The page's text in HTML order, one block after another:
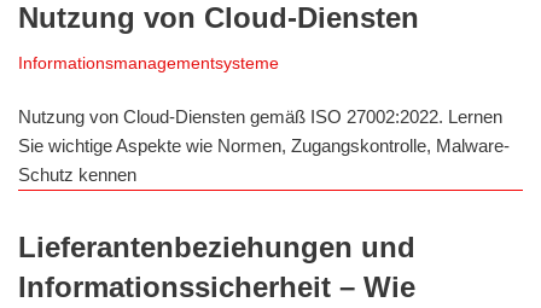
Nutzung von Cloud-Diensten
Informationsmanagementsysteme
Nutzung von Cloud-Diensten gemäß ISO 27002:2022. Lernen
Sie wichtige Aspekte wie Normen, Zugangskontrolle, Malware-
Schutz kennen
Lieferantenbeziehungen und
Informationssicherheit – Wie